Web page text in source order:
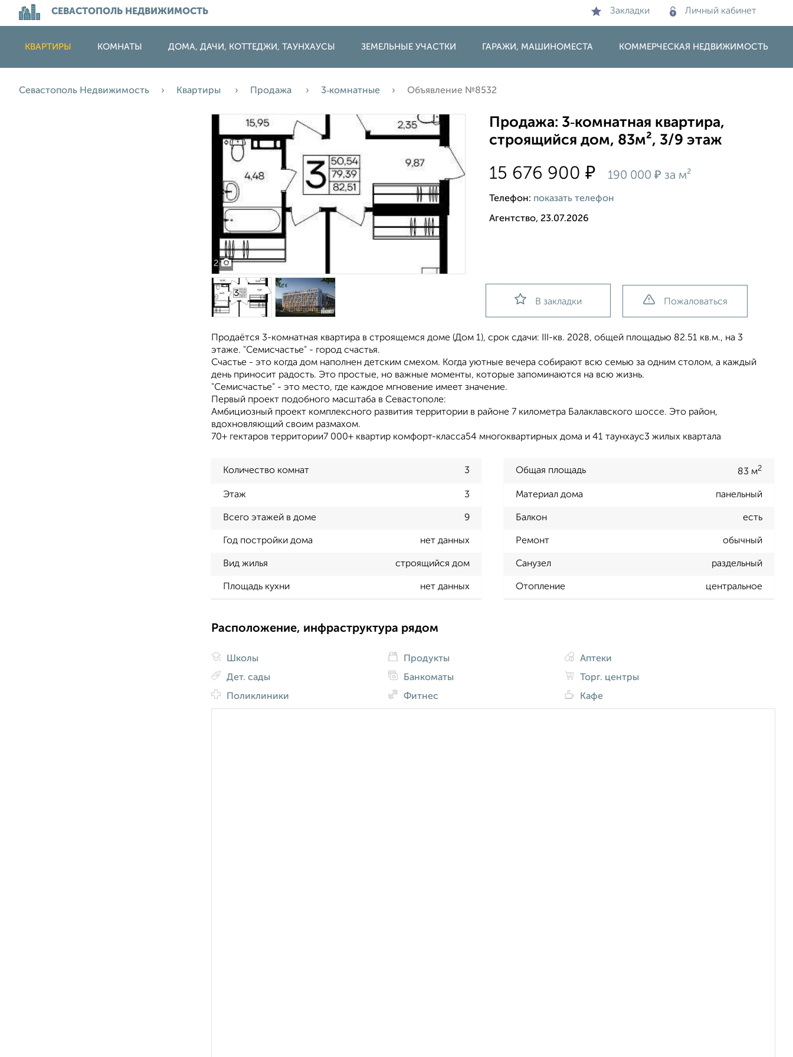
СЕВАСТОПОЛЬ НЕДВИЖИМОСТЬ Закладки Личный кабинет
КВАРТИРЫ КОМНАТЫ ДОМА, ДАЧИ, КОТТЕДЖИ, ТАУНХАУСЫ ЗЕМЕЛЬНЫЕ УЧАСТКИ ГАРАЖИ, МАШИНОМЕСТА КОММЕРЧЕСКАЯ НЕДВИЖИМОСТЬ
Севастополь Недвижимость Квартиры Продажа 3‑комнатные Объявление №8532
2
Продажа: 3‑комнатная квартира,
строящийся дом, 83м², 3/9 этаж
15 676 900₽ 190 000₽ за м²
Телефон: показать телефон
Агентство, 23.07.2026
В закладки Пожаловаться
Продаётся 3-комнатная квартира в строящемся доме (Дом 1), срок сдачи: III-кв. 2028, общей площадью 82.51 кв.м., на 3
этаже. "Семисчастье" - город счастья.
Счастье - это когда дом наполнен детским смехом. Когда уютные вечера собирают всю семью за одним столом, а каждый
день приносит радость. Это простые, но важные моменты, которые запоминаются на всю жизнь.
"Семисчастье" - это место, где каждое мгновение имеет значение.
Первый проект подобного масштаба в Севастополе:
Амбициозный проект комплексного развития территории в районе 7 километра Балаклавского шоссе. Это район,
вдохновляющий своим размахом.
70+ гектаров территории7 000+ квартир комфорт-класса54 многоквартирных дома и 41 таунхаус3 жилых квартала
Количество комнат 3 Общая площадь 83 м2
Этаж 3 Материал дома панельный
Всего этажей в доме 9 Балкон есть
Год постройки дома нет данных Ремонт обычный
Вид жилья строящийся дом Санузел раздельный
Площадь кухни нет данных Отопление центральное
Расположение, инфраструктура рядом
Школы
Дет. сады
Поликлиники
Продукты
Банкоматы
Фитнес
Аптеки
Торг. центры
Кафе